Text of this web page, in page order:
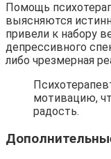
Помощь
выясняются
привели к набору
депрессивного
либо чрезмерная
мотивацию,
радость.